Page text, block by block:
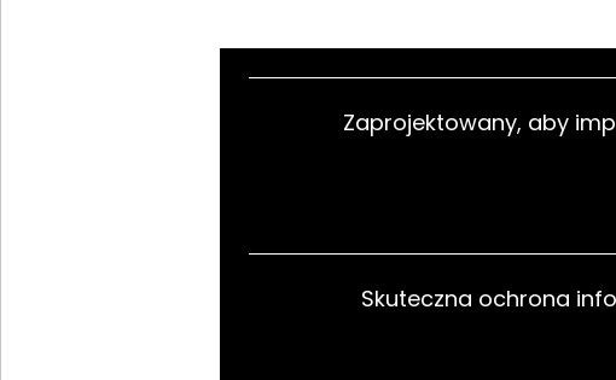
Zaprojektowany, aby
Skuteczna ochrona